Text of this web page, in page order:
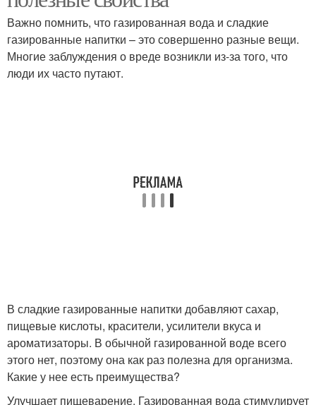
Важно помнить, что газированная вода и сладкие
газированные напитки – это совершенно разные вещи.
Многие заблуждения о вреде возникли из-за того, что
люди их часто путают.
В сладкие газированные напитки добавляют сахар,
пищевые кислоты, красители, усилители вкуса и
ароматизаторы. В обычной газированной воде всего
этого нет, поэтому она как раз полезна для организма.
Какие у нее есть преимущества?
Улучшает пищеварение. Газированная вода стимулирует